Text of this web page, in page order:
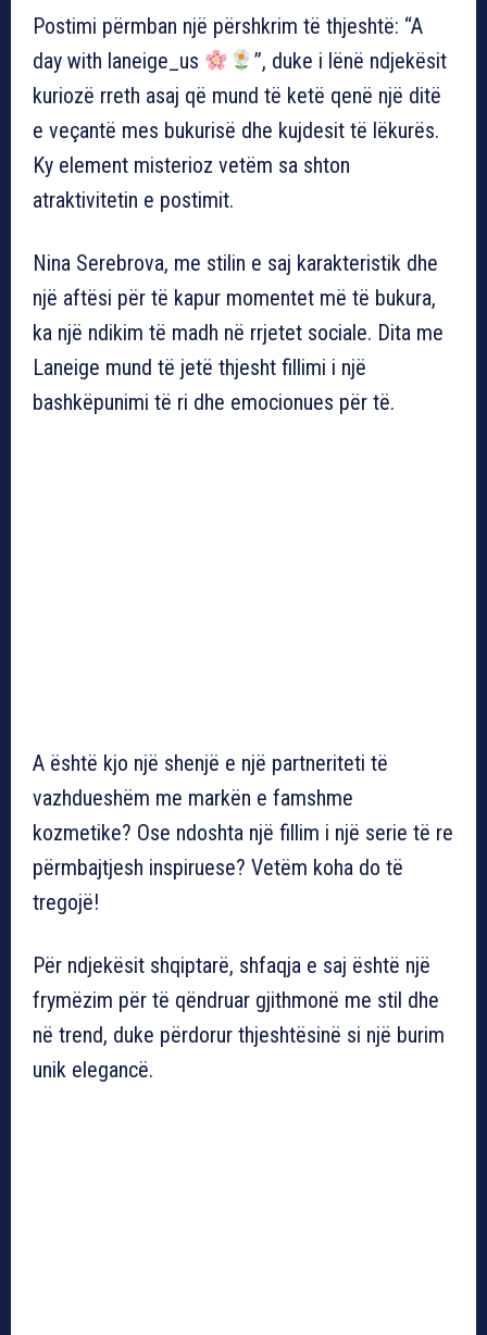
Postimi përmban një përshkrim të thjeshtë: “A
day with laneige_us
”, duke i lënë ndjekësit
kuriozë rreth asaj që mund të ketë qenë një ditë
e veçantë mes bukurisë dhe kujdesit të lëkurës.
Ky element misterioz vetëm sa shton
atraktivitetin e postimit.
Nina Serebrova, me stilin e saj karakteristik dhe
një aftësi për të kapur momentet më të bukura,
ka një ndikim të madh në rrjetet sociale. Dita me
Laneige mund të jetë thjesht fillimi i një
bashkëpunimi të ri dhe emocionues për të.
A është kjo një shenjë e një partneriteti të
vazhdueshëm me markën e famshme
kozmetike? Ose ndoshta një fillim i një serie të re
përmbajtjesh inspiruese? Vetëm koha do të
tregojë!
Për ndjekësit shqiptarë, shfaqja e saj është një
frymëzim për të qëndruar gjithmonë me stil dhe
në trend, duke përdorur thjeshtësinë si një burim
unik elegancë.